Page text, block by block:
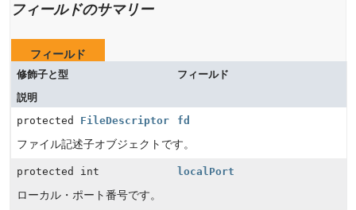
フィールドのサマリー
フィールド
修飾子と型
フィールド
説明
protected FileDescriptor fd
ファイル記述子オブジェクトです。
protected int localPort
ローカル・ポート番号です。